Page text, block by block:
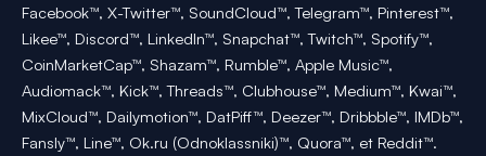
Facebook™, X-Twitter™, SoundCloud™, Telegram™, Pinterest™,
Likee™, Discord™, LinkedIn™, Snapchat™, Twitch™, Spotify™,
CoinMarketCap™, Shazam™, Rumble™, Apple Music™,
Audiomack™, Kick™, Threads™, Clubhouse™, Medium™, Kwai™,
MixCloud™, Dailymotion™, DatPiff™, Deezer™, Dribbble™, IMDb™,
Fansly™, Line™, Ok.ru (Odnoklassniki)™, Quora™, et Reddit™.